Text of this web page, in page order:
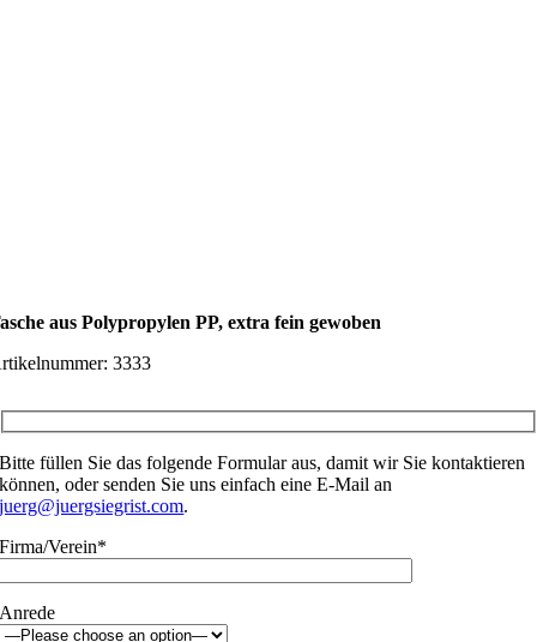
aus Polypropylen PP, extra fein gewoben
3333
Bitte füllen Sie das folgende Formular aus, damit wir Sie kontaktieren
können, oder senden Sie uns einfach eine E-Mail an
juerg@juergsiegrist.com.
Firma/Verein*
Anrede